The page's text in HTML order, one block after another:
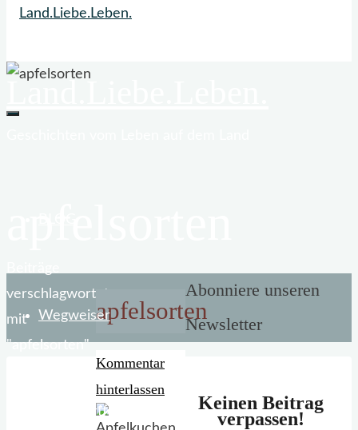
Land.Liebe.Leben.
Wegweiser
Mein Portfolio
verschlagwortet
mit
"apfelsorten"
apfelsorten
Kommentar
hinterlassen
Abonniere unseren
Newsletter
Keinen Beitrag
verpassen!